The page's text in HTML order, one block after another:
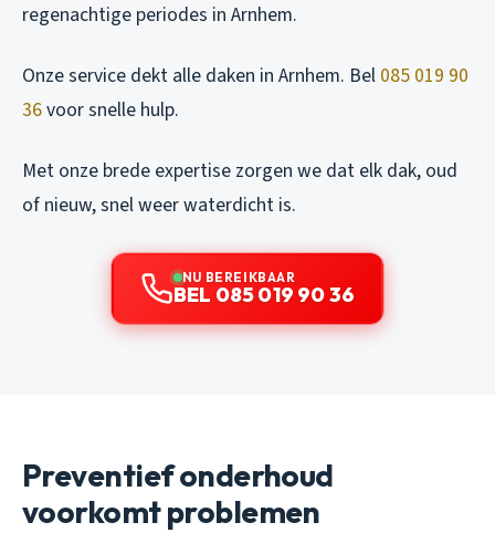
regenachtige periodes in Arnhem.
Onze service dekt alle daken in Arnhem. Bel 085 019 90
36voor snelle hulp.
Met onze brede expertise zorgen we dat elk dak, oud
of nieuw, snel weer waterdicht is.
NU BEREIKBAAR
BEL 085 019 90 36
Preventief onderhoud
voorkomt problemen